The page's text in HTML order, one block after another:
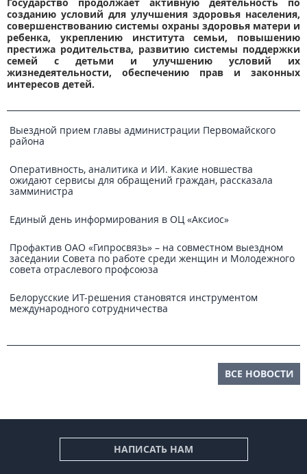
созданию условий для улучшения здоровья населения,
совершенствованию системы охраны здоровья матери и
ребенка, укреплению института семьи, повышению
престижа родительства, развитию системы поддержки
семей с детьми и улучшению условий их
жизнедеятельности, обеспечению прав и законных
интересов детей.
Выездной прием главы администрации Первомайского
района
Оперативность, аналитика и ИИ. Какие новшества
ожидают сервисы для обращений граждан, рассказала
замминистра
Единый день информирования в ОЦ «Аксиос»
Профактив ОАО «Гипросвязь» – на совместном выездном
заседании Совета по работе среди женщин и Молодежного
совета отраслевого профсоюза
Белорусские ИТ-решения становятся инструментом
международного сотрудничества
ВСЕ НОВОСТИ
НАПИСАТЬ НАМ